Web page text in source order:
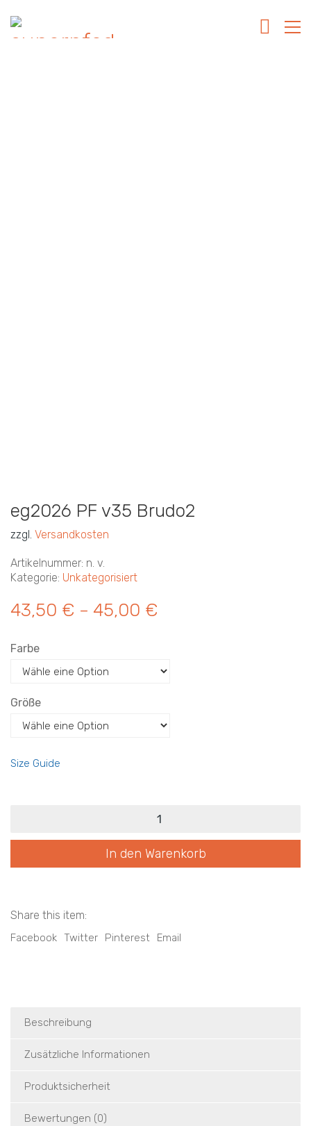
eg2026 PF v35 Brudo2
zzgl. Versandkosten
Artikelnummer: n. v.
Kategorie: Unkategorisiert
43,50 € – 45,00 €
Farbe
Größe
Size Guide
v35
In den Warenkorb
Share this item:
Facebook Twitter Pinterest Email
Beschreibung
Zusätzliche Informationen
Produktsicherheit
Bewertungen (0)